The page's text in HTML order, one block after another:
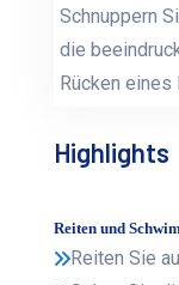
Schnuppern
die
Rücken eines
Highlights
Reiten und
Reiten Sie